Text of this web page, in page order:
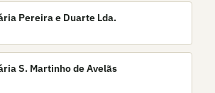
Pereira e Duarte Lda.
S. Martinho de Avelãs